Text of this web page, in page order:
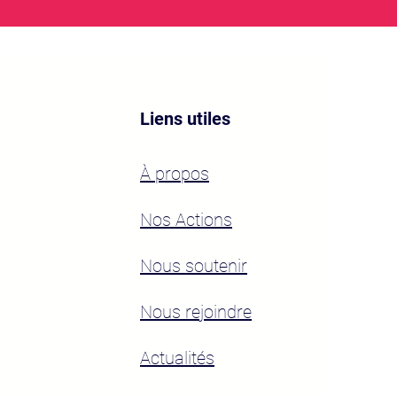
Liens utiles
À propos
Nos Actions
Nous soutenir
Nous rejoindre
Actualités